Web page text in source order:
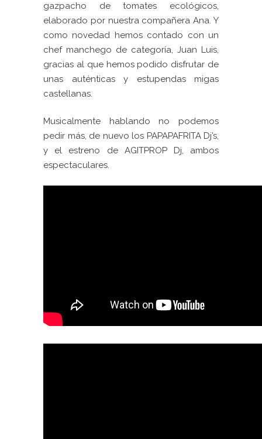
gazpacho de tomates ecológicos,
elaborado por nuestra compañera Ana. Y
como novedad hemos contado con un
chef manchego de categoría, Juan Luis,
gracias al que hemos podido disfrutar de
unas auténticas y estupendas migas
castellanas.
Musicalmente hablando no podemos
pedir más, de nuevo los PAPAPAFRITA Dj’s,
y el estreno de AGITPROP Dj, ambos
espectaculares.